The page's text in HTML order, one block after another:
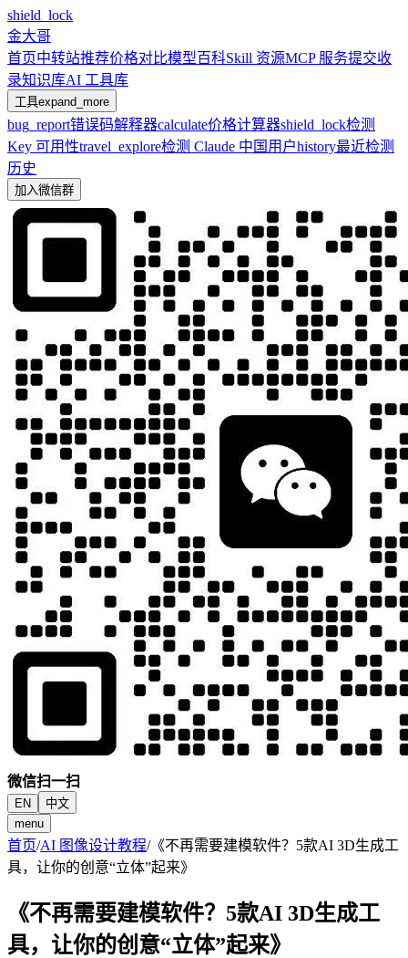
shield_lock
金大哥
首页中转站推荐价格对比模型百科Skill 资源MCP 服务提交收
录知识库AI 工具库
工具expand_more
bug_report错误码解释器calculate价格计算器shield_lock检测
Key 可用性travel_explore检测 Claude 中国用户history最近检测
历史
加入微信群
微信扫一扫
EN
中文
menu
首页/AI 图像设计教程/《不再需要建模软件？5款AI 3D生成工
具，让你的创意“立体”起来》
《不再需要建模软件？5款AI 3D生成工
具，让你的创意“立体”起来》